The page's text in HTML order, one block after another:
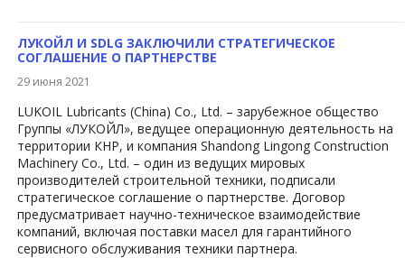
ЛУКОЙЛ И SDLG ЗАКЛЮЧИЛИ СТРАТЕГИЧЕСКОЕ
СОГЛАШЕНИЕ О ПАРТНЕРСТВЕ
29 июня 2021
​LUKOIL Lubricants (China) Co., Ltd. – зарубежное общество
Группы «ЛУКОЙЛ», ведущее операционную деятельность на
территории КНР, и компания Shandong Lingong Construction
Machinery Co., Ltd. – один из ведущих мировых
производителей строительной техники, подписали
стратегическое соглашение о партнерстве. Договор
предусматривает научно-техническое взаимодействие
компаний, включая поставки масел для гарантийного
сервисного обслуживания техники партнера.